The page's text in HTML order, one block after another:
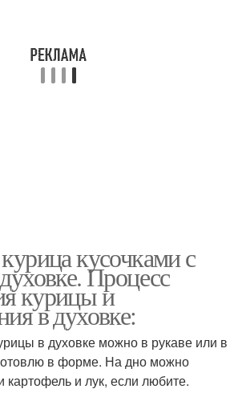
кусочками с
Процесс
курицы и
в духовке:
в духовке можно в рукаве или в
в форме. На дно можно
картофель и лук, если любите.